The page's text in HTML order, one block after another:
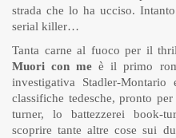
strada che lo ha ucciso.
serial killer…
Tanta carne al fuoco per il
Muori con me è il primo
investigativa Stadler-
classifiche tedesche, pronto
turner, lo battezzerei book-
scoprire tante altre cose sui